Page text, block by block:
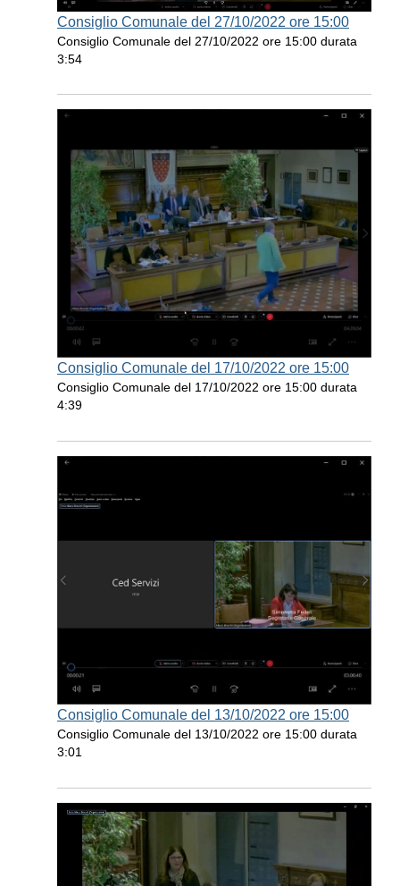
Consiglio Comunale del 27/10/2022 ore 15:00
Consiglio Comunale del 27/10/2022 ore 15:00 durata
3:54
Consiglio Comunale del 17/10/2022 ore 15:00
Consiglio Comunale del 17/10/2022 ore 15:00 durata
4:39
Consiglio Comunale del 13/10/2022 ore 15:00
Consiglio Comunale del 13/10/2022 ore 15:00 durata
3:01